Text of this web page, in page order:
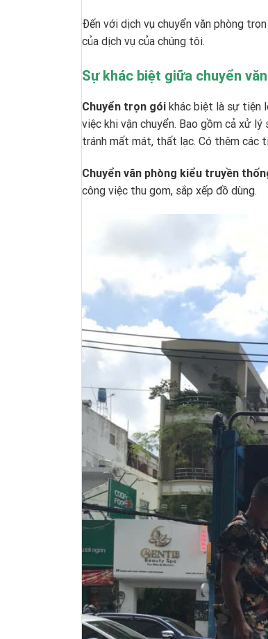
Đến với dịch vụ chuyển văn phòng
của dịch vụ của chúng tôi.
Sự khác biệt giữa chuyển
Chuyển trọn gói khác biệt là sự tiện
việc khi vận chuyển. Bao gồm cả xử
tránh mất mát, thất lạc. Có thêm các
Chuyển văn phòng kiểu truyền
công việc thu gom, sắp xếp đồ dùng.